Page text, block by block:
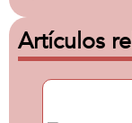
Artículos